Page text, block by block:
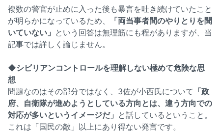
複数の警官が止めに入った後も暴言を吐き続けていたこと
が明らかになっているため、
「両当事者間のやりとりを聞
いていない」 という回答は無理筋にも程がありますが、当
記事では詳しく論じません。
◆シビリアンコントロールを理解しない極めて危険な思
想
問題なのはその部分ではなく、3佐が小西氏について 「政
府、自衛隊が進めようとしている方向とは、違う方向での
対応が多いというイメージだ」 と話しているということ。
これは「国民の敵」以上にあり得ない発言です。